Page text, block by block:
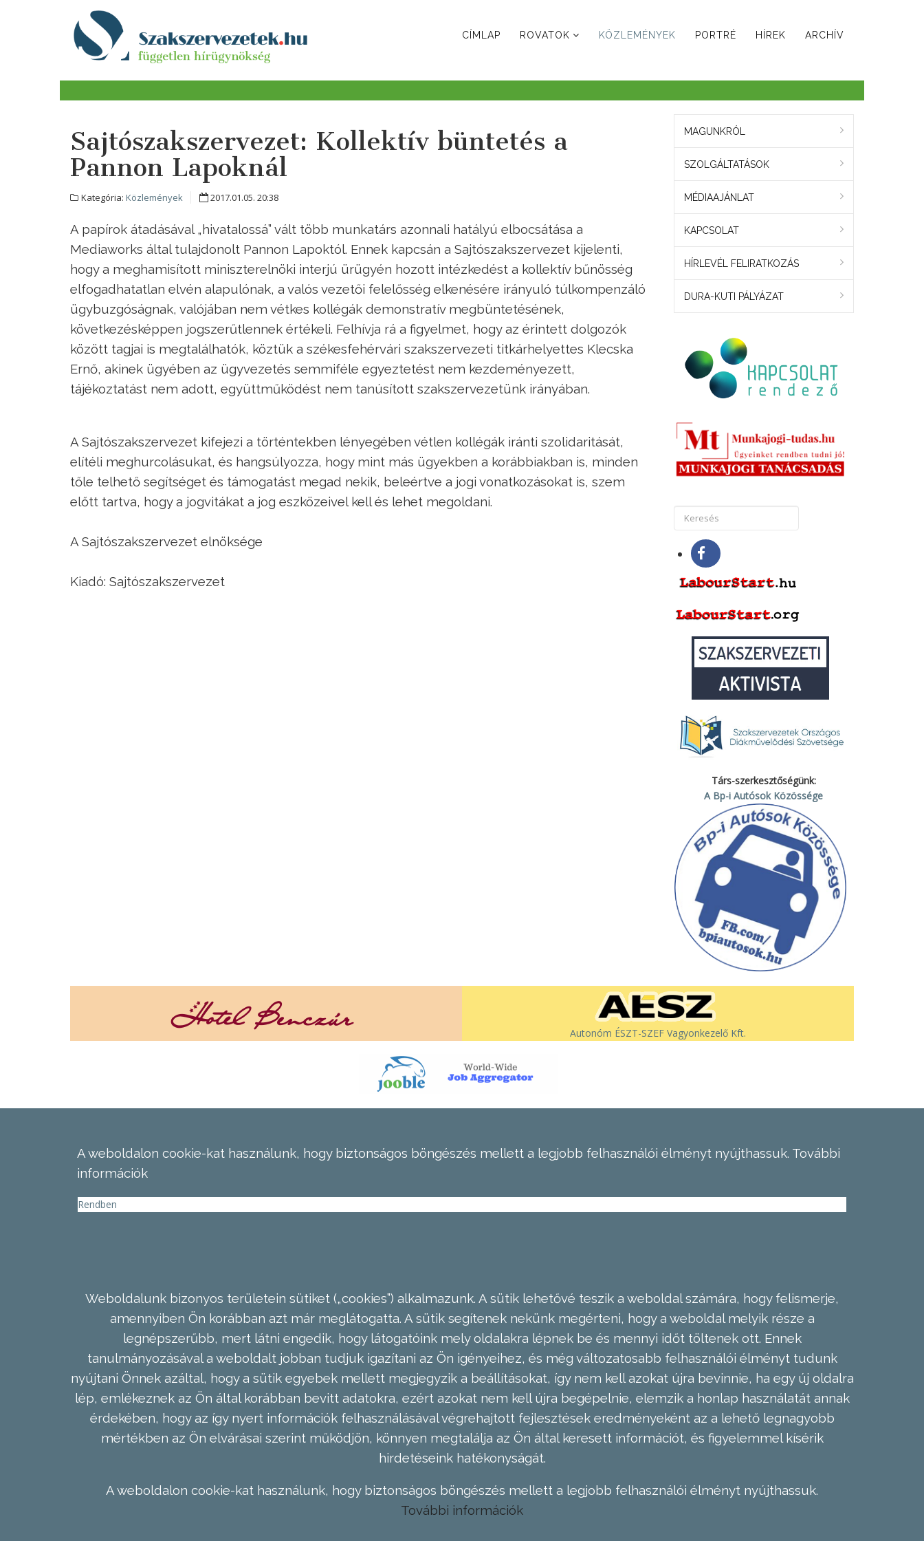
CÍMLAP ROVATOK KÖZLEMÉNYEK PORTRÉ HÍREK ARCHÍV
Sajtószakszervezet: Kollektív büntetés a
Pannon Lapoknál
Kategória: Közlemények 2017.01.05. 20:38
A papírok átadásával „hivatalossá” vált több munkatárs azonnali hatályú elbocsátása a
Mediaworks által tulajdonolt Pannon Lapoktól. Ennek kapcsán a Sajtószakszervezet kijelenti,
hogy a meghamisított miniszterelnöki interjú ürügyén hozott intézkedést a kollektív bűnösség
elfogadhatatlan elvén alapulónak, a valós vezetői felelősség elkenésére irányuló túlkompenzáló
ügybuzgóságnak, valójában nem vétkes kollégák demonstratív megbüntetésének,
következésképpen jogszerűtlennek értékeli. Felhívja rá a figyelmet, hogy az érintett dolgozók
között tagjai is megtalálhatók, köztük a székesfehérvári szakszervezeti titkárhelyettes Klecska
Ernő, akinek ügyében az ügyvezetés semmiféle egyeztetést nem kezdeményezett,
tájékoztatást nem adott, együttműködést nem tanúsított szakszervezetünk irányában.
A Sajtószakszervezet kifejezi a történtekben lényegében vétlen kollégák iránti szolidaritását,
elítéli meghurcolásukat, és hangsúlyozza, hogy mint más ügyekben a korábbiakban is, minden
tőle telhető segítséget és támogatást megad nekik, beleértve a jogi vonatkozásokat is, szem
előtt tartva, hogy a jogvitákat a jog eszközeivel kell és lehet megoldani.
A Sajtószakszervezet elnöksége
Kiadó: Sajtószakszervezet
MAGUNKRÓL
SZOLGÁLTATÁSOK
MÉDIAAJÁNLAT
KAPCSOLAT
HÍRLEVÉL FELIRATKOZÁS
DURA-KUTI PÁLYÁZAT
Társ-szerkesztőségünk:
A Bp-i Autósok Közössége
Autonóm ÉSZT-SZEF Vagyonkezelő Kft.
A weboldalon cookie-kat használunk, hogy biztonságos böngészés mellett a legjobb felhasználói élményt nyújthassuk. További
információk
Rendben
Weboldalunk bizonyos területein sütiket („cookies”) alkalmazunk. A sütik lehetővé teszik a weboldal számára, hogy felismerje,
amennyiben Ön korábban azt már meglátogatta. A sütik segítenek nekünk megérteni, hogy a weboldal melyik része a
legnépszerűbb, mert látni engedik, hogy látogatóink mely oldalakra lépnek be és mennyi időt töltenek ott. Ennek
tanulmányozásával a weboldalt jobban tudjuk igazítani az Ön igényeihez, és még változatosabb felhasználói élményt tudunk
nyújtani Önnek azáltal, hogy a sütik egyebek mellett megjegyzik a beállításokat, így nem kell azokat újra bevinnie, ha egy új oldalra
lép, emlékeznek az Ön által korábban bevitt adatokra, ezért azokat nem kell újra begépelnie, elemzik a honlap használatát annak
érdekében, hogy az így nyert információk felhasználásával végrehajtott fejlesztések eredményeként az a lehető legnagyobb
mértékben az Ön elvárásai szerint működjön, könnyen megtalálja az Ön által keresett információt, és figyelemmel kísérik
hirdetéseink hatékonyságát.
A weboldalon cookie-kat használunk, hogy biztonságos böngészés mellett a legjobb felhasználói élményt nyújthassuk.
További információk